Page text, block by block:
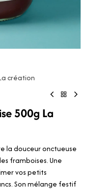
création
500g La
la douceur onctueuse
framboises. Une
vos petits
Son mélange festif